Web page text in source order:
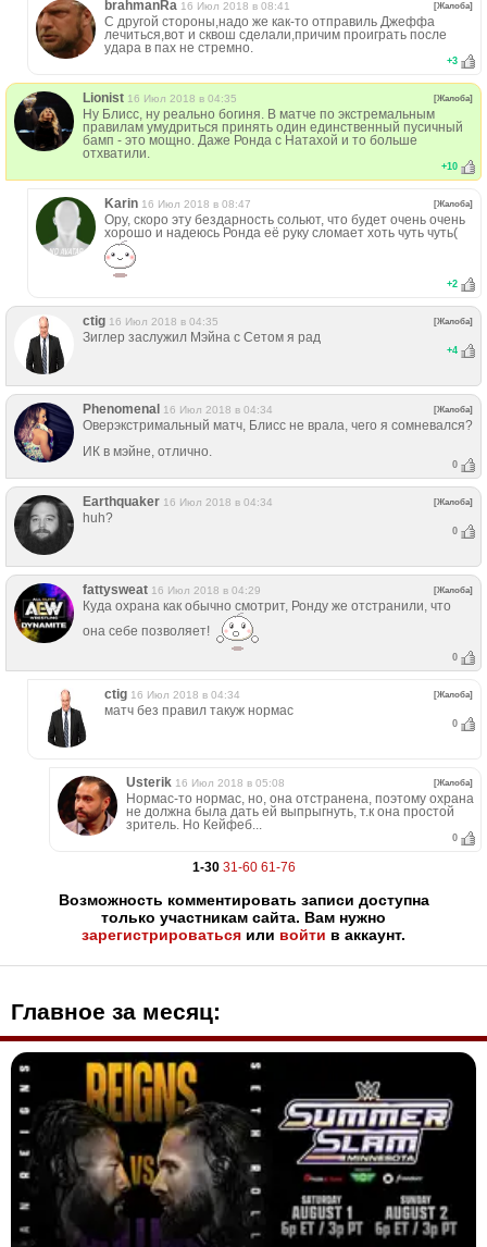
brahmanRa 16 Июл 2018 в 08:41 [Жалоба]
С другой стороны,надо же как-то отправиль Джеффа
лечиться,вот и сквош сделали,причим проиграть после
удара в пах не стремно.
+3
Lionist 16 Июл 2018 в 04:35 [Жалоба]
Ну Блисс, ну реально богиня. В матче по экстремальным
правилам умудриться принять один единственный пусичный
бамп - это мощно. Даже Ронда с Натахой и то больше
отхватили.
+10
Karin 16 Июл 2018 в 08:47 [Жалоба]
Ору, скоро эту бездарность сольют, что будет очень очень
хорошо и надеюсь Ронда её руку сломает хоть чуть чуть(
+2
ctig 16 Июл 2018 в 04:35 [Жалоба]
Зиглер заслужил Мэйна с Сетом я рад
+4
Phenomenal 16 Июл 2018 в 04:34 [Жалоба]
Оверэкстримальный матч, Блисс не врала, чего я сомневался?
ИК в мэйне, отлично.
0
Earthquaker 16 Июл 2018 в 04:34 [Жалоба]
huh?
0
fattysweat 16 Июл 2018 в 04:29 [Жалоба]
Куда охрана как обычно смотрит, Ронду же отстранили, что
она себе позволяет!
0
ctig 16 Июл 2018 в 04:34 [Жалоба]
матч без правил такуж нормас
0
Usterik 16 Июл 2018 в 05:08 [Жалоба]
Нормас-то нормас, но, она отстранена, поэтому охрана
не должна была дать ей выпрыгнуть, т.к она простой
зритель. Но Кейфеб...
0
1-30 31-60 61-76
Возможность комментировать записи доступна
только участникам сайта. Вам нужно
зарегистрироваться или войти в аккаунт.
Главное за месяц: